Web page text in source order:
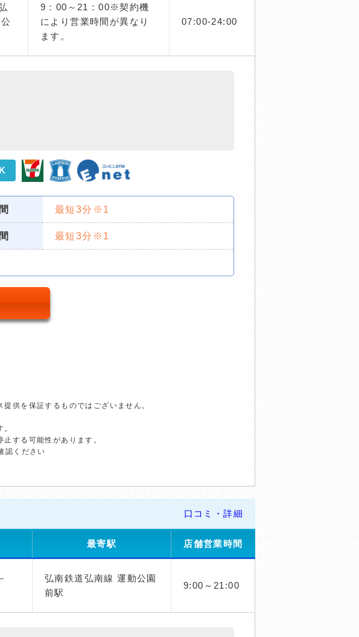
9：00～21：00※契約機
により営業時間が異なり
ます。
07:00-24:00
最短3分※1
最短3分※1
供を保証するものではございません。
する可能性があります。
認ください
口コミ・詳細
最寄駅 店舗営業時間
弘南鉄道弘南線 運動公園
前駅
9:00～21:00